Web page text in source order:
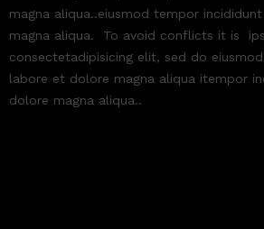
magna aliqua..eiusmod tempor
magna aliqua. To avoid conflicts it is
consectetadipisicing elit, sed do
labore et dolore magna aliqua itempor
dolore magna aliqua..